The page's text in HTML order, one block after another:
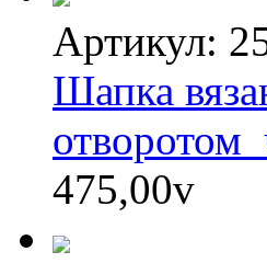
Артикул:
Шапка
475,00v